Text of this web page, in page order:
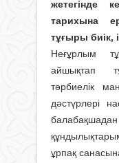
жетегінде
тарихына
тұғыры биік,
Неғұрлым
айшықтап
тәрбиелік
дәстүрлері
ұрпақ санасына